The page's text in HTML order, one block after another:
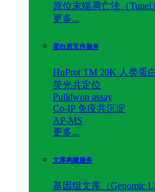
原位末端凋亡法（Tunel
更多...
蛋白质互作服务
HuProt TM 20K 人类蛋
荧光共定位
Pulldwon assay
Co-IP 免疫共沉淀
AP-MS
更多...
文库构建服务
基因组文库（Genomic